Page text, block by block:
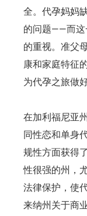
全。代孕妈妈
的问题——而这
的重视。准父
康和家庭特征
为代孕之旅做
在加利福尼亚
同性恋和单身
规性方面获得
性很强的州，
法律保护，使
来纳州关于商